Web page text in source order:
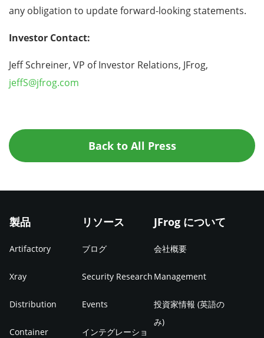
any obligation to update forward-looking statements.
Investor Contact:
Jeff Schreiner, VP of Investor Relations, JFrog,
jeffS@jfrog.com
Back to All Press
製品
Artifactory
Xray
Distribution
Container
リソース
ブログ
Security Research
Events
インテグレーショ
JFrog について
会社概要
Management
投資家情報 (英語の
み)